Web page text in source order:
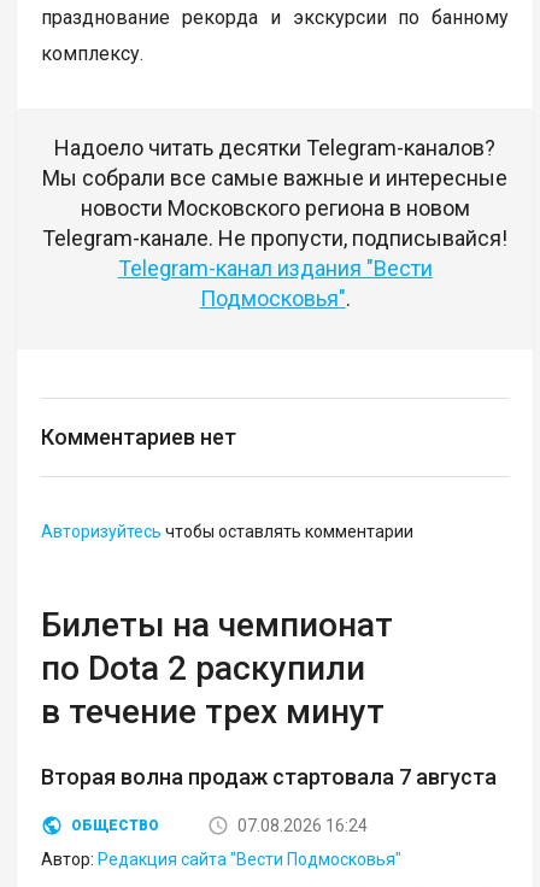
празднование рекорда и экскурсии по банному
комплексу.
Надоело читать десятки Telegram-каналов?
Мы собрали все самые важные и интересные
новости Московского региона в новом
Telegram-канале. Не пропусти, подписывайся!
Telegram-канал издания "Вести
Подмосковья".
Комментариев нет
Авторизуйтесь чтобы оставлять комментарии
Билеты на чемпионат
по Dota 2 раскупили
в течение трех минут
Вторая волна продаж стартовала 7 августа
ОБЩЕСТВО
07.08.2026 16:24
Автор: Редакция сайта "Вести Подмосковья"